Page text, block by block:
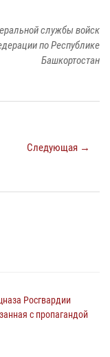
службы войск
по Республике
Башкортостан
Следующая →
Росгвардии
с пропагандой